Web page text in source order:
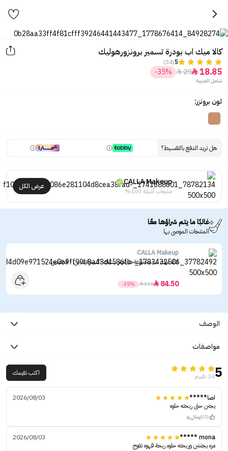
كالا ميك اب بودرة تسمير برونزورهوليك
5
(34)
18.85

29

-35%
شامل الضريبة
لون برونزر:
هل تريد الدفع بالتقسيط؟
CALLA Makeup
منتجات أصلية 100%
عرض الكل
غالبًا ما يتم شراؤها معًا
المنتجات الموصى بها
CALLA Makeup
كالا ميك اب مجموعة هايلايتر ستيك اكسترا شاين - قطعتين
84.50

130

-35%
الوصف
مواصفات
534 تقييم اكتب تقيمك
اصا*****
2026/08/03
يجنن حتى ريحته حلوه
(0) ارسال رد
mona *****
2026/08/03
مره يجنننن وريحته حلوه ريحة قهوه تفوح